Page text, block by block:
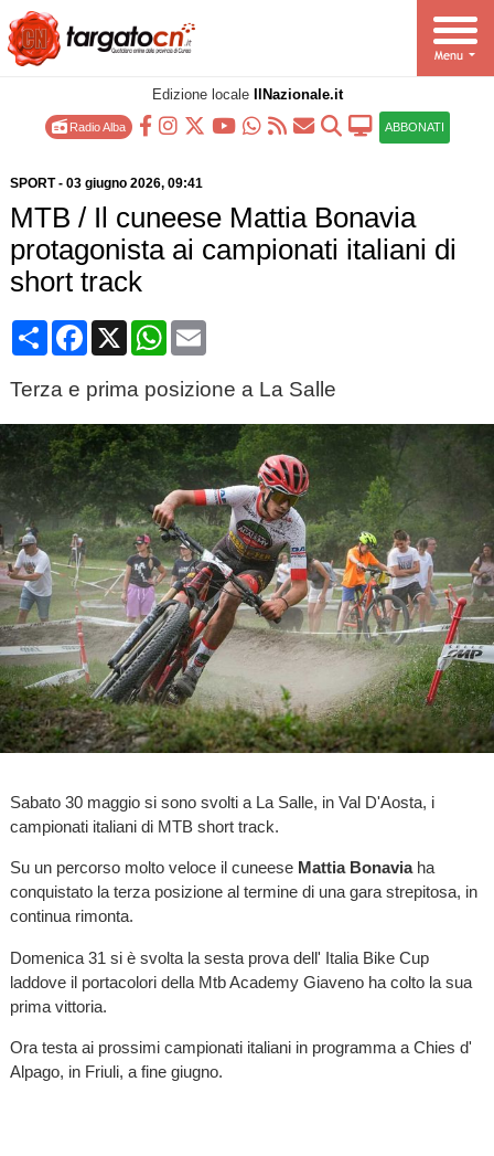
Edizione locale IlNazionale.it
Radio Alba ABBONATI
SPORT- 03 giugno 2026, 09:41
MTB / Il cuneese Mattia Bonavia
protagonista ai campionati italiani di
short track
CondividiFacebook
X WhatsApp
Email
Terza e prima posizione a La Salle
Sabato 30 maggio si sono svolti a La Salle, in Val D'Aosta, i
campionati italiani di MTB short track.
Su un percorso molto veloce il cuneese Mattia Bonaviaha
conquistato la terza posizione al termine di una gara strepitosa, in
continua rimonta.
Domenica 31 si è svolta la sesta prova dell' Italia Bike Cup
laddove il portacolori della Mtb Academy Giaveno ha colto la sua
prima vittoria.
Ora testa ai prossimi campionati italiani in programma a Chies d'
Alpago, in Friuli, a fine giugno.